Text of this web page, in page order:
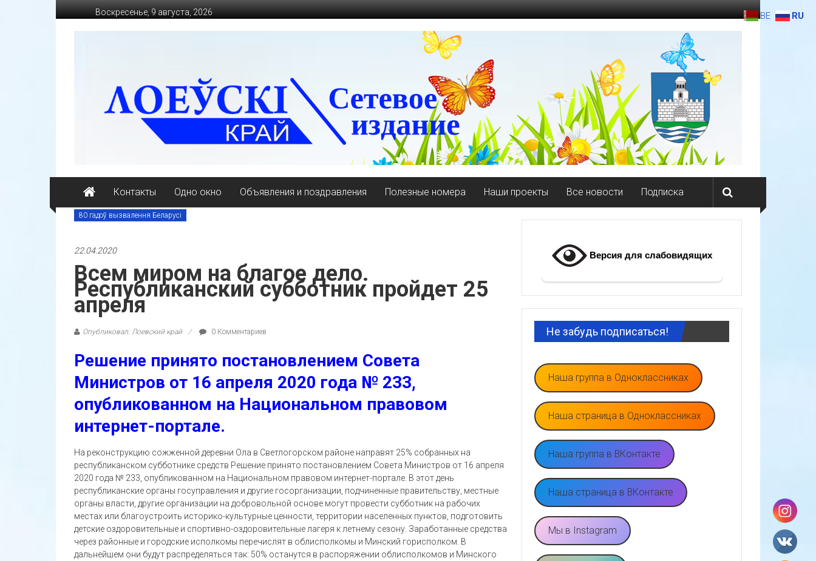
к
содержимому
Воскресенье, 9 августа, 2026
массово-
политическая
Контакты Одно окно Объявления и поздравления Полезные номера Наши проекты Все новости Подписка
80 гадоў вызвалення Беларусі
22.04.2020
Всем миром на благое дело.
Республиканский субботник пройдет 25
апреля
Опубликовал: Лоевский край 0 Комментариев
Решение принято постановлением Совета
Министров от 16 апреля 2020 года № 233,
опубликованном на Национальном правовом
интернет-портале.
На реконструкцию сожженной деревни Ола в Светлогорском районе направят 25% собранных на
республиканском субботнике средств Решение принято постановлением Совета Министров от 16 апреля
2020 года № 233, опубликованном на Национальном правовом интернет-портале. В этот день
республиканские органы госуправления и другие госорганизации, подчиненные правительству, местные
органы власти, другие организации на добровольной основе могут провести субботник на рабочих
местах или благоустроить историко-культурные ценности, территории населенных пунктов, подготовить
детские оздоровительные и спортивно-оздоровительные лагеря к летнему сезону. Заработанные средства
через районные и городские исполкомы перечислят в облисполкомы и Минский горисполком. В
дальнейшем они будут распределяться так: 50% останутся в распоряжении облисполкомов и Минского
Версия для слабовидящих
Не забудь подписаться!
Наша группа в Одноклассниках
Наша страница в Одноклассниках
Наша группа в ВКонтакте
Наша страница в ВКонтакте
Мы в Instagram
BE RU